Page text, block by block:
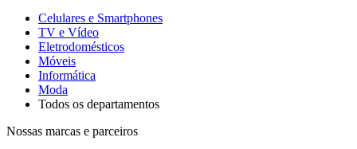
Celulares e Smartphones
TV e Vídeo
Eletrodomésticos
Móveis
Informática
Moda
Todos os departamentos
Nossas marcas e parceiros